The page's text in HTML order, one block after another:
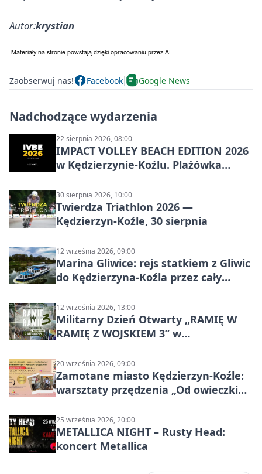
Autor:krystian
Zaobserwuj nas! Facebook Google News
Nadchodzące wydarzenia
22 sierpnia 2026, 08:00
IMPACT VOLLEY BEACH EDITION 2026
w Kędzierzynie-Koźlu. Plażówka
30 sierpnia 2026, 10:00
Twierdza Triathlon 2026 —
Kędzierzyn-Koźle, 30 sierpnia
12 września 2026, 09:00
Marina Gliwice: rejs statkiem z Gliwic
do Kędzierzyna-Koźla przez cały
12 września 2026, 13:00
Militarny Dzień Otwarty „RAMIĘ W
RAMIĘ Z WOJSKIEM 3” w
20 września 2026, 09:00
Zamotane miasto Kędzierzyn-Koźle:
warsztaty przędzenia „Od owieczki
25 września 2026, 20:00
METALLICA NIGHT – Rusty Head:
koncert Metallica